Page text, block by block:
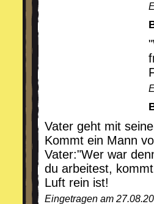
Vater geht mit
Kommt ein Mann
Vater:"Wer war
du arbeitest,
Luft rein ist!
Eingetragen am